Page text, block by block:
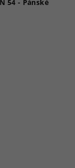
BMW sluneční brýle BW0060-H 01N 54 - Pánské